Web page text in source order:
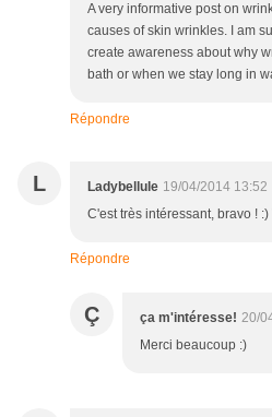
A very informative post on
causes of skin wrinkles. I am
create awareness about why
bath or when we stay long in
Répondre
L Ladybellule 19/04/2014 13:52
C'est très intéressant, bravo !
Répondre
Ç ça m'intéresse! 20/
Merci beaucoup :)